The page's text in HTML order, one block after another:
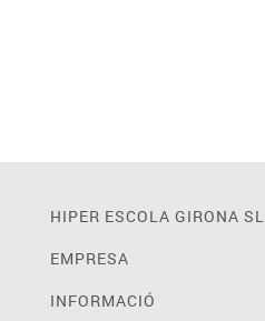
HIPER ESCOLA GIRONA SL
EMPRESA
INFORMACIÓ